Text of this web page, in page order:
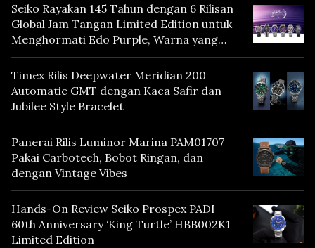
Seiko Rayakan 145 Tahun dengan 6 Rilisan
Global Jam Tangan Limited Edition untuk
Menghormati Edo Purple, Warna yang
Mencerminkan Warisan Tokyo
Timex Rilis Deepwater Meridian 200
Automatic GMT dengan Kaca Safir dan
Jubilee Style Bracelet
Panerai Rilis Luminor Marina PAM01707
Pakai Carbotech, Bobot Ringan, dan
dengan Vintage Vibes
Hands-On Review Seiko Prospex PADI
60th Anniversary ‘King Turtle’ HBB002K1
Limited Edition